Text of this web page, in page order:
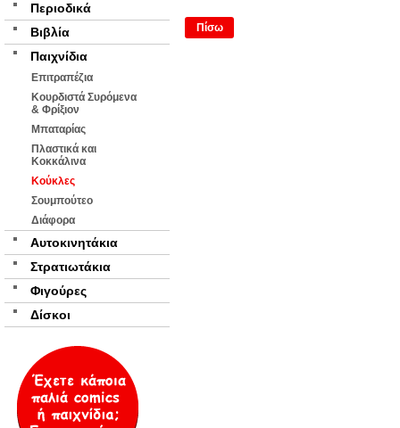
Πίσω
Περιοδικά
Βιβλία
Παιχνίδια
Επιτραπέζια
Κουρδιστά Συρόμενα
& Φρίξιον
Μπαταρίας
Πλαστικά και
Κοκκάλινα
Κούκλες
Σουμπούτεο
Διάφορα
Αυτοκινητάκια
Στρατιωτάκια
Φιγούρες
Δίσκοι